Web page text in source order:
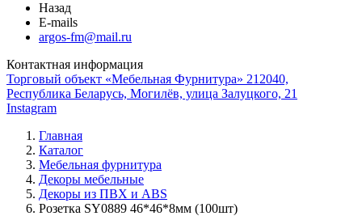
Назад
E-mails
argos-fm@mail.ru
Контактная информация
Торговый объект «Мебельная Фурнитура» 212040,
Республика Беларусь, Могилёв, улица Залуцкого, 21
Instagram
Главная
Каталог
Мебельная фурнитура
Декоры мебельные
Декоры из ПВХ и ABS
Розетка SY0889 46*46*8мм (100шт)